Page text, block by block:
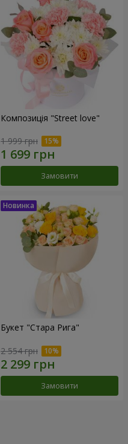
Композиція "Street love"
1 999 грн
Замовити
Букет "Стара Рига"
2 554 грн
Замовити